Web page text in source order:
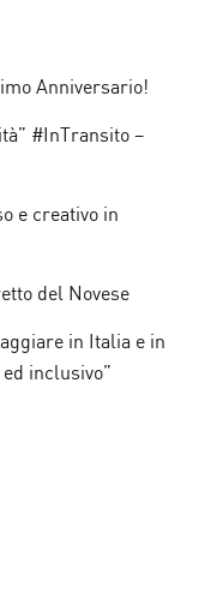
Anniversario!
#InTransito –
e creativo in
del Novese
in Italia e in
inclusivo”